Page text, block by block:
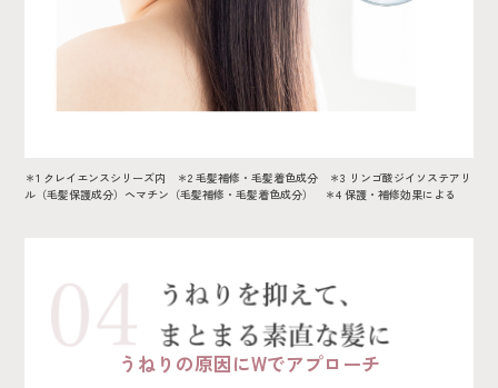
＊1 クレイエンスシリーズ内 ＊2 毛髪補修・毛髪着色成分 ＊3 リンゴ酸ジイソステアリ
ル（毛髪保護成分）ヘマチン（毛髪補修・毛髪着色成分） ＊4 保護・補修効果による
うねりの原因にWでアプローチ